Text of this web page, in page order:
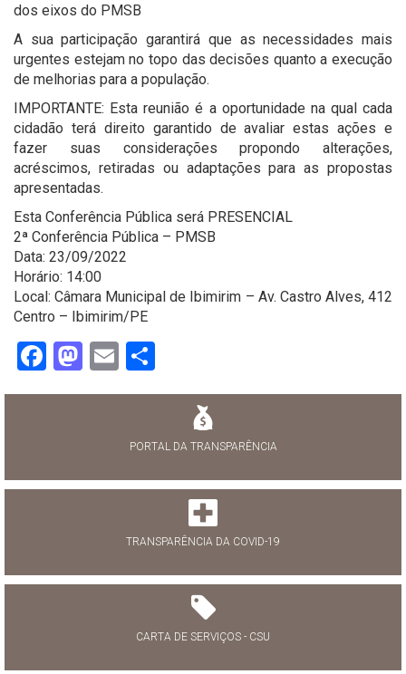
dos eixos do PMSB
A sua participação garantirá que as necessidades mais
urgentes estejam no topo das decisões quanto a execução
de melhorias para a população.
IMPORTANTE: Esta reunião é a oportunidade na qual cada
cidadão terá direito garantido de avaliar estas ações e
fazer suas considerações propondo alterações,
acréscimos, retiradas ou adaptações para as propostas
apresentadas.
Esta Conferência Pública será PRESENCIAL
2ª Conferência Pública – PMSB
Data: 23/09/2022
Horário: 14:00
Local: Câmara Municipal de Ibimirim – Av. Castro Alves, 412
Centro – Ibimirim/PE
Facebook
Mastodon
Email
PORTAL DA TRANSPARÊNCIA
TRANSPARÊNCIA DA COVID-19
CARTA DE SERVIÇOS - CSU